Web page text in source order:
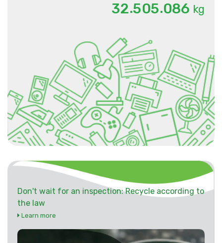
32.505.086 kg
Don't wait for an inspection: Recycle according to
the law
Learn more